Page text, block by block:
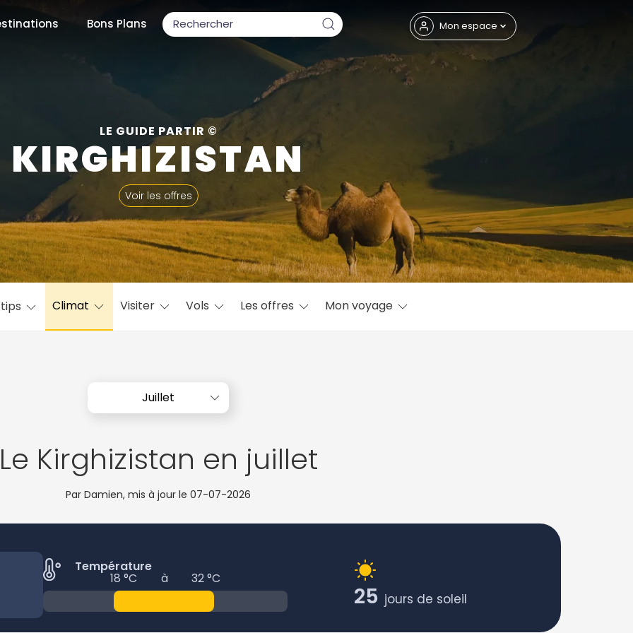
Bons Plans Mon espace
LE GUIDE PARTIR ©
KIRGHIZISTAN
Voir les offres
Climat Visiter Vols Les offres Mon voyage
Juillet
Le Kirghizistan en juillet
Par Damien, mis à jour le 07-07-2026
Température
18 °C à 32 °C
25 jours de soleil
Fermer
Février Mars Avril Mai Juin Juillet Août
Septembre
Novembre Décembre